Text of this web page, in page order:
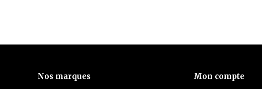
Nos marques Mon compte